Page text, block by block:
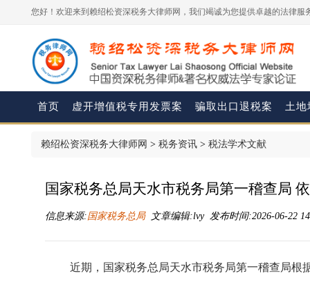
您好！欢迎来到赖绍松资深税务大律师网，我们竭诚为您提供卓越的法律服
首页 虚开增值税专用发票案 骗取出口退税案 土地
赖绍松资深税务大律师网 > 税务资讯 > 税法学术文献
国家税务总局天水市税务局第一稽查局
信息来源:国家税务总局文章编辑:lvy 发布时间:2026-06-22
近期，国家税务总局天水市税务局第一稽查局根